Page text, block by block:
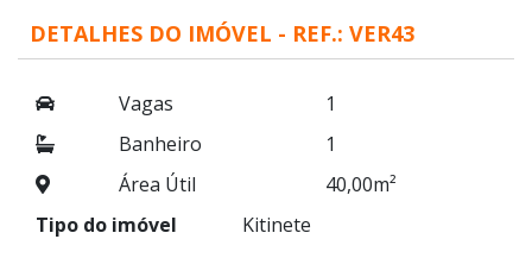
DETALHES DO IMÓVEL - REF.: VER43
Vagas
1
Banheiro
1
Área Útil
40,00m²
Tipo do imóvel
Kitinete